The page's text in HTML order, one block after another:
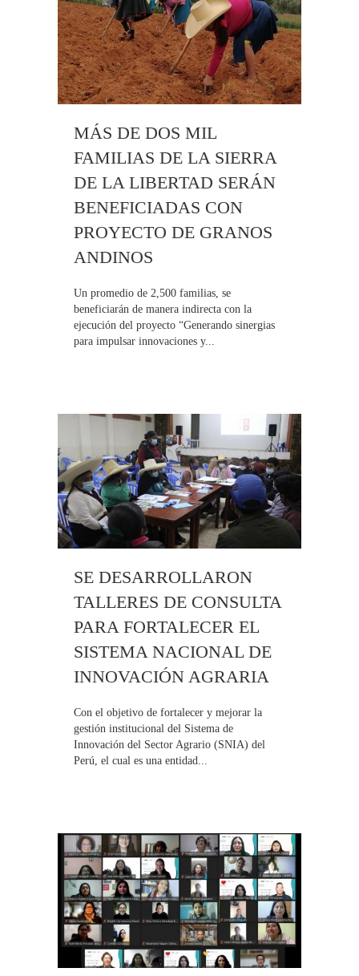
MÁS DE DOS MIL
FAMILIAS DE LA SIERRA
DE LA LIBERTAD SERÁN
BENEFICIADAS CON
PROYECTO DE GRANOS
ANDINOS
Un promedio de 2,500 familias, se
beneficiarán de manera indirecta con la
ejecución del proyecto “Generando sinergias
para impulsar innovaciones y...
SE DESARROLLARON
TALLERES DE CONSULTA
PARA FORTALECER EL
SISTEMA NACIONAL DE
INNOVACIÓN AGRARIA
Con el objetivo de fortalecer y mejorar la
gestión institucional del Sistema de
Innovación del Sector Agrario (SNIA) del
Perú, el cual es una entidad...